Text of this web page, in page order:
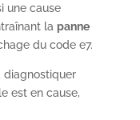
une cause
la panne
du code e7.
diagnostiquer
est en cause,